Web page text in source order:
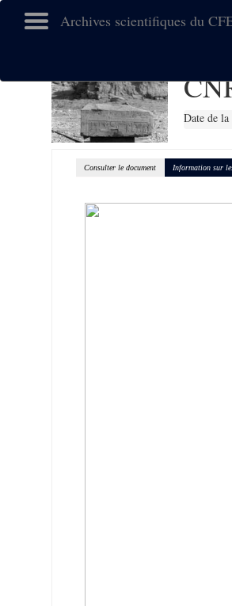
Archives scientifiques du
Date de
Consulter le document Information sur